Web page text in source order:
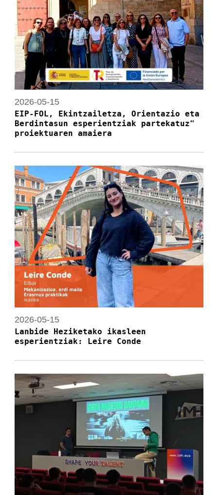
2026-05-15
EIP-FOL, Ekintzailetza, Orientazio eta
Berdintasun esperientziak partekatuz"
proiektuaren amaiera
2026-05-15
Lanbide Heziketako ikasleen
esperientziak: Leire Conde